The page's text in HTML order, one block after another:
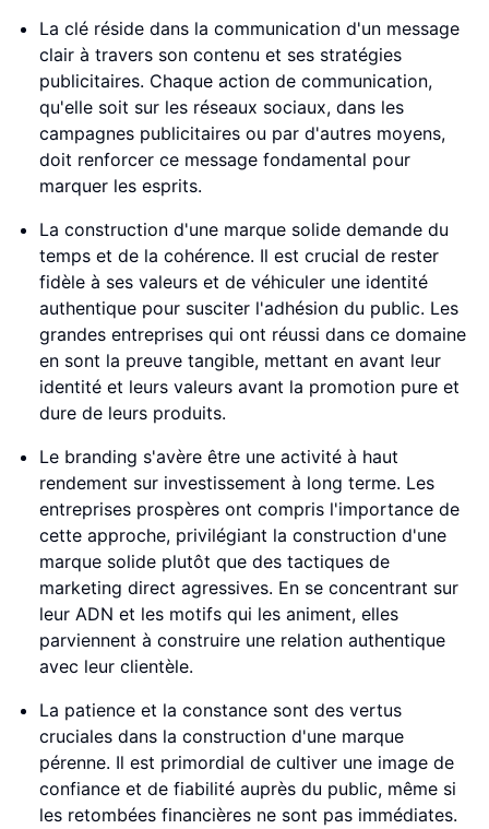
La clé réside dans la communication d'un message
clair à travers son contenu et ses stratégies
publicitaires. Chaque action de communication,
qu'elle soit sur les réseaux sociaux, dans les
campagnes publicitaires ou par d'autres moyens,
doit renforcer ce message fondamental pour
marquer les esprits.
La construction d'une marque solide demande du
temps et de la cohérence. Il est crucial de rester
fidèle à ses valeurs et de véhiculer une identité
authentique pour susciter l'adhésion du public. Les
grandes entreprises qui ont réussi dans ce domaine
en sont la preuve tangible, mettant en avant leur
identité et leurs valeurs avant la promotion pure et
dure de leurs produits.
Le branding s'avère être une activité à haut
rendement sur investissement à long terme. Les
entreprises prospères ont compris l'importance de
cette approche, privilégiant la construction d'une
marque solide plutôt que des tactiques de
marketing direct agressives. En se concentrant sur
leur ADN et les motifs qui les animent, elles
parviennent à construire une relation authentique
avec leur clientèle.
La patience et la constance sont des vertus
cruciales dans la construction d'une marque
pérenne. Il est primordial de cultiver une image de
confiance et de fiabilité auprès du public, même si
les retombées financières ne sont pas immédiates.